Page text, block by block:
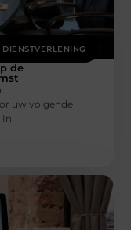
de
uw volgende
In